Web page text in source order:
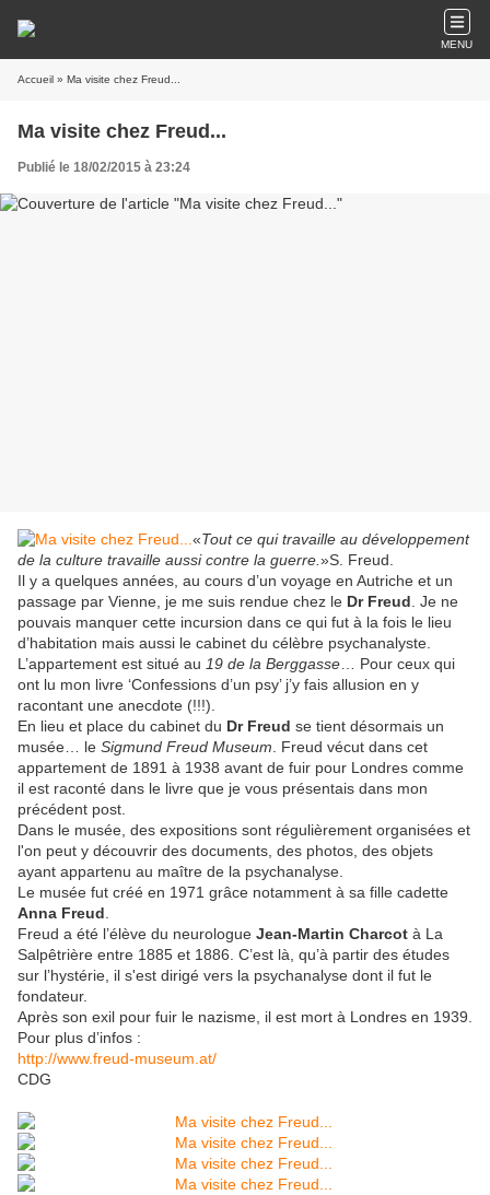
MENU
Accueil » Ma visite chez Freud...
Ma visite chez Freud...
Publié le 18/02/2015 à 23:24
«Tout ce qui travaille au développement
de la culture travaille aussi contre la guerre. »S. Freud.
Il y a quelques années, au cours d’un voyage en Autriche et un
passage par Vienne, je me suis rendue chez le Dr Freud . Je ne
pouvais manquer cette incursion dans ce qui fut à la fois le lieu
d’habitation mais aussi le cabinet du célèbre psychanalyste.
L’appartement est situé au 19 de la Berggasse … Pour ceux qui
ont lu mon livre ‘Confessions d’un psy’ j’y fais allusion en y
racontant une anecdote (!!!).
En lieu et place du cabinet du Dr Freud se tient désormais un
musée… le Sigmund Freud Museum . Freud vécut dans cet
appartement de 1891 à 1938 avant de fuir pour Londres comme
il est raconté dans le livre que je vous présentais dans mon
précédent post.
Dans le musée, des expositions sont régulièrement organisées et
l'on peut y découvrir des documents, des photos, des objets
ayant appartenu au maître de la psychanalyse.
Le musée fut créé en 1971 grâce notamment à sa fille cadette
Anna Freud
Freud a été l’élève du neurologue Jean-Martin Charcot à La
Salpêtrière entre 1885 et 1886. C’est là, qu’à partir des études
sur l’hystérie, il s'est dirigé vers la psychanalyse dont il fut le
fondateur.
Après son exil pour fuir le nazisme, il est mort à Londres en 1939.
Pour plus d’infos :
http://www.freud-museum.at/
CDG